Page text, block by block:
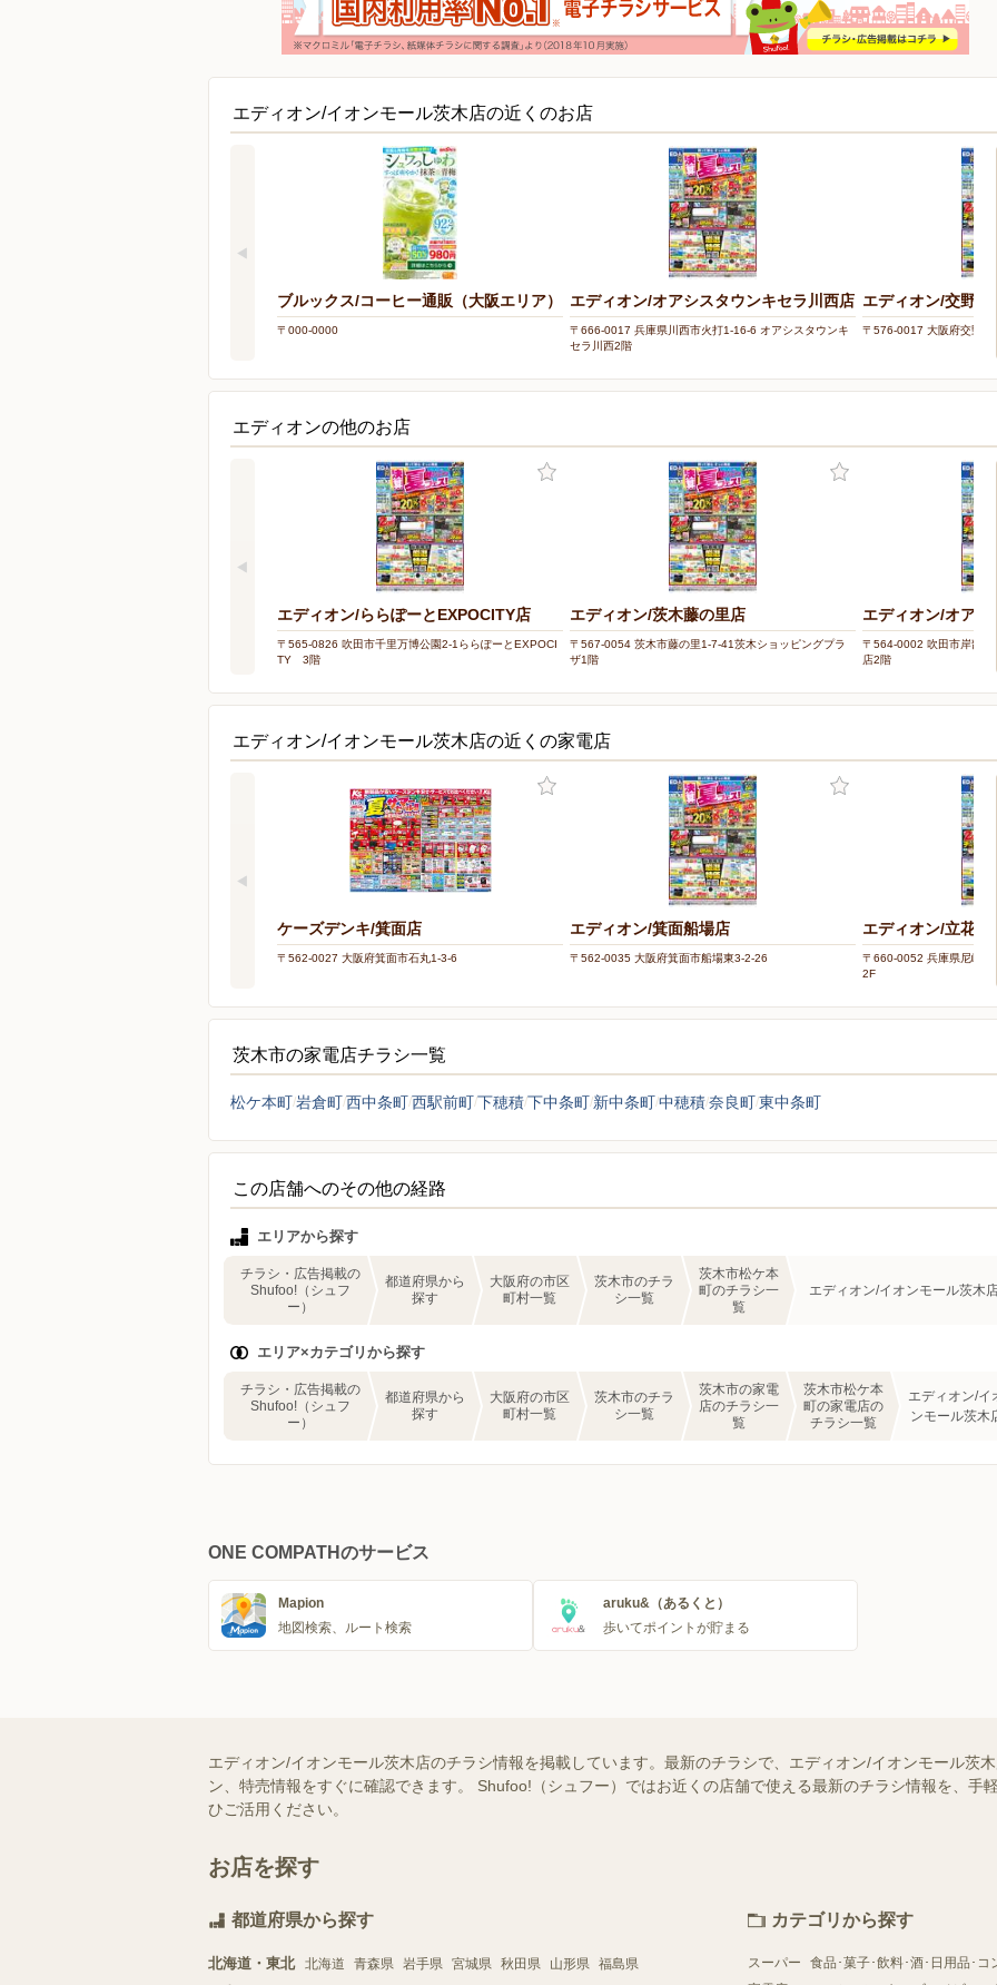
エディオン/イオンモール茨木店の近くのお店
ブルックス/コーヒー通販（大阪エリア）
〒000-0000
エディオン/オアシスタウンキセラ川西店
〒666-0017 兵庫県川西市火打1-16-6 オアシスタウンキ
セラ川西2階
エディオン/交野星
〒576-0017 大阪府交野市
エディオンの他のお店
エディオン/ららぽーとEXPOCITY店
〒565-0826 吹田市千里万博公園2-1ららぽーとEXPOCI
TY 3階
エディオン/茨木藤の里店
〒567-0054 茨木市藤の里1-7-41茨木ショッピングプラ
ザ1階
エディオン/オアシ
〒564-0002 吹田市岸部中
店2階
エディオン/イオンモール茨木店の近くの家電店
ケーズデンキ/箕面店
〒562-0027 大阪府箕面市石丸1-3-6
エディオン/箕面船場店
〒562-0035 大阪府箕面市船場東3-2-26
エディオン/立花店
〒660-0052 兵庫県尼崎市
2F
茨木市の家電店チラシ一覧
松ケ本町岩倉町西中条町西駅前町下穂積下中条町 新中条町中穂積奈良町東中条町
この店舗へのその他の経路
エリアから探す
チラシ・広告掲載の
Shufoo!（シュフ
ー）
都道府県から
探す
大阪府の市区
町村一覧
茨木市のチラ
シ一覧
茨木市松ケ本
町のチラシ一
覧
エディオン/イオンモール茨木
エリア×カテゴリから探す
チラシ・広告掲載の
Shufoo!（シュフ
ー）
都道府県から
探す
大阪府の市区
町村一覧
茨木市のチラ
シ一覧
茨木市の家電
店のチラシ一
覧
茨木市松ケ本
町の家電店の
チラシ一覧
エディオン/イ
ンモール茨木
ONE COMPATHのサービス
Mapion
地図検索、ルート検索
aruku&（あるくと）
歩いてポイントが貯まる
エディオン/イオンモール茨木店のチラシ情報を掲載しています。最新のチラシで、エディオン/イオンモール茨
ン、特売情報をすぐに確認できます。 Shufoo!（シュフー）ではお近くの店舗で使える最新のチラシ情報を、手
ひご活用ください。
お店を探す
都道府県から探す
北海道・東北 北海道 青森県 岩手県 宮城県 秋田県 山形県 福島県
カテゴリから探す
スーパー 食品･菓子･飲料･酒･日用品･コ